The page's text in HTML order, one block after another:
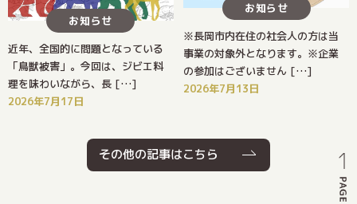
お知らせ
近年、全国的に問題となっている
「鳥獣被害」。今回は、ジビエ料
理を味わいながら、長 […]
2026年7月17日
お知らせ
※長岡市内在住の社会人の方は当
事業の対象外となります。※企業
の参加はございません […]
2026年7月13日
その他の記事はこちら